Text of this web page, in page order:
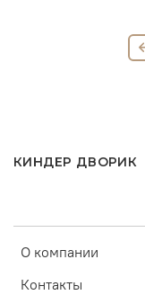
КИНДЕР ДВОРИК
О компании
Контакты